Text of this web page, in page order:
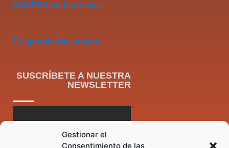
Gestionar el
Consentimiento de las
ANCERA en la prensa
Preguntas frecuentes
SUSCRÍBETE A NUESTRA
NEWSLETTER